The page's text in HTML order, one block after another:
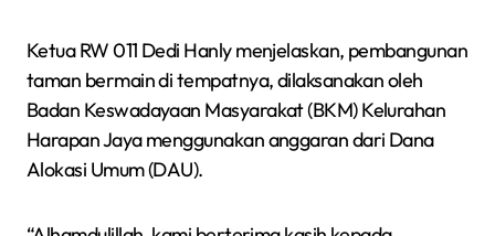
Ketua RW 011 Dedi Hanly menjelaskan, pembangunan
taman bermain di tempatnya, dilaksanakan oleh
Badan Keswadayaan Masyarakat (BKM) Kelurahan
Harapan Jaya menggunakan anggaran dari Dana
Alokasi Umum (DAU).